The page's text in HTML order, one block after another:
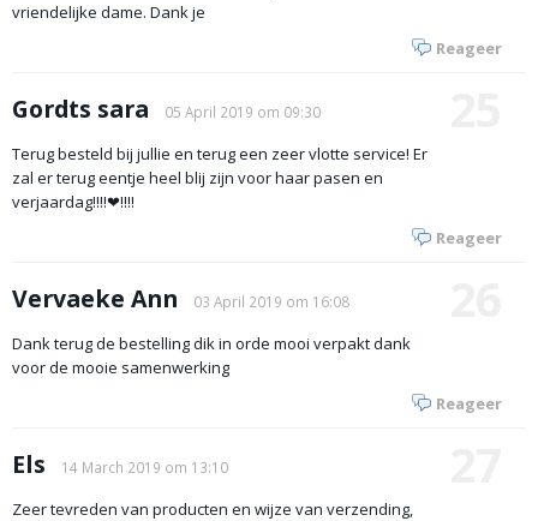
vriendelijke dame. Dank je
Reageer
Gordts sara 05 April 2019 om 09:30
Terug besteld bij jullie en terug een zeer vlotte service! Er
zal er terug eentje heel blij zijn voor haar pasen en
verjaardag!!!!❤!!!!
Reageer
Vervaeke Ann 03 April 2019 om 16:08
Dank terug de bestelling dik in orde mooi verpakt dank
voor de mooie samenwerking
Reageer
Els 14 March 2019 om 13:10
Zeer tevreden van producten en wijze van verzending,